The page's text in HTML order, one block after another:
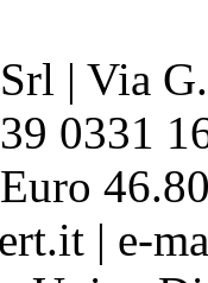
| Via
0331
| e-